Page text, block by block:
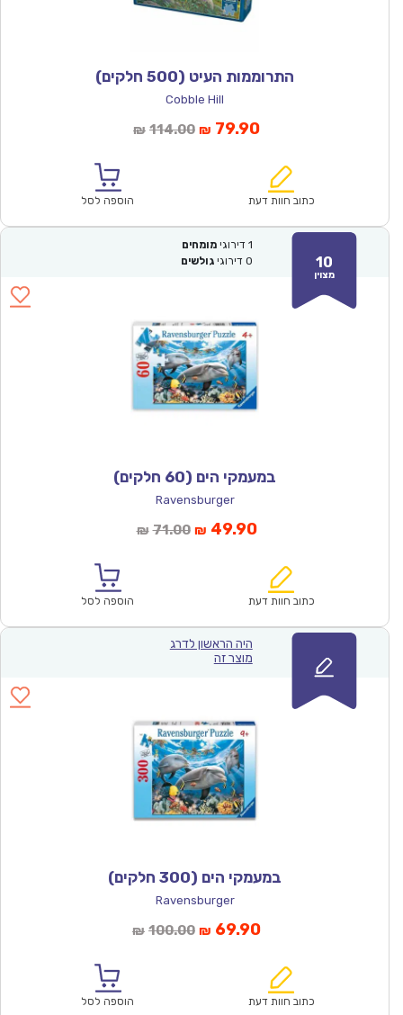
התרוממות העיט (500 חלקים)
Cobble Hill
₪ 114.00המחיר
₪114.00.
₪ 79.90המחיר
הוא:
כתוב חוות דעת הוספה לסל
10
מצוין
1 דירוגי מומחים
0 דירוגי גולשים
במעמקי הים (60 חלקים)
Ravensburger
₪ 71.00המחיר
₪71.00.
₪ 49.90המחיר
הוא:
כתוב חוות דעת הוספה לסל
היה הראשון לדרג
מוצר זה
במעמקי הים (300 חלקים)
Ravensburger
₪ 100.00המחיר
₪100.00.
₪ 69.90המחיר
הוא:
כתוב חוות דעת הוספה לסל